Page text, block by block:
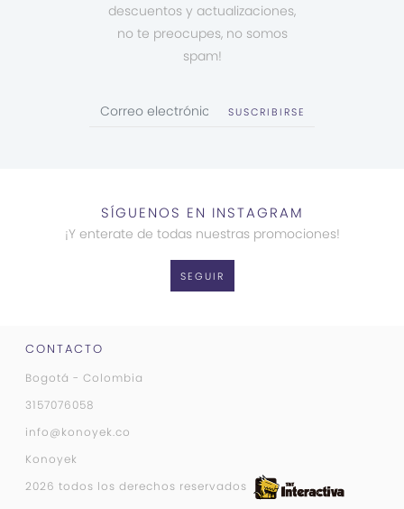
descuentos y actualizaciones,
no te preocupes, no somos
spam!
SUSCRIBIRSE
SÍGUENOS EN INSTAGRAM
¡Y enterate de todas nuestras promociones!
SEGUIR
CONTACTO
Bogotá - Colombia
3157076058
info@konoyek.co
Konoyek
2026 todos los derechos reservados